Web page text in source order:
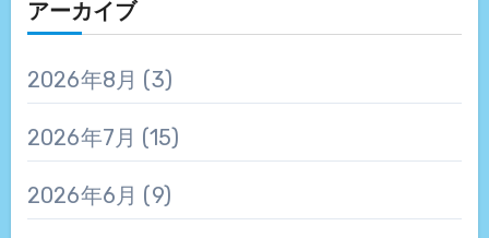
アーカイブ
2026年8月 (3)
2026年7月 (15)
2026年6月 (9)